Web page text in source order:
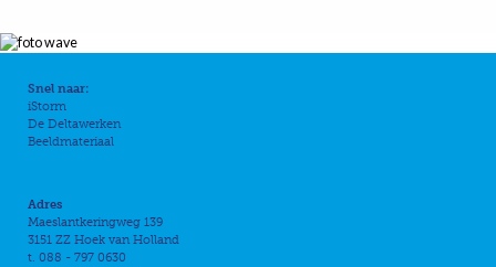
Snel naar:
iStorm
De Deltawerken
Beeldmateriaal
Adres
Maeslantkeringweg 139
3151 ZZ Hoek van Holland
t. 088 - 797 0630